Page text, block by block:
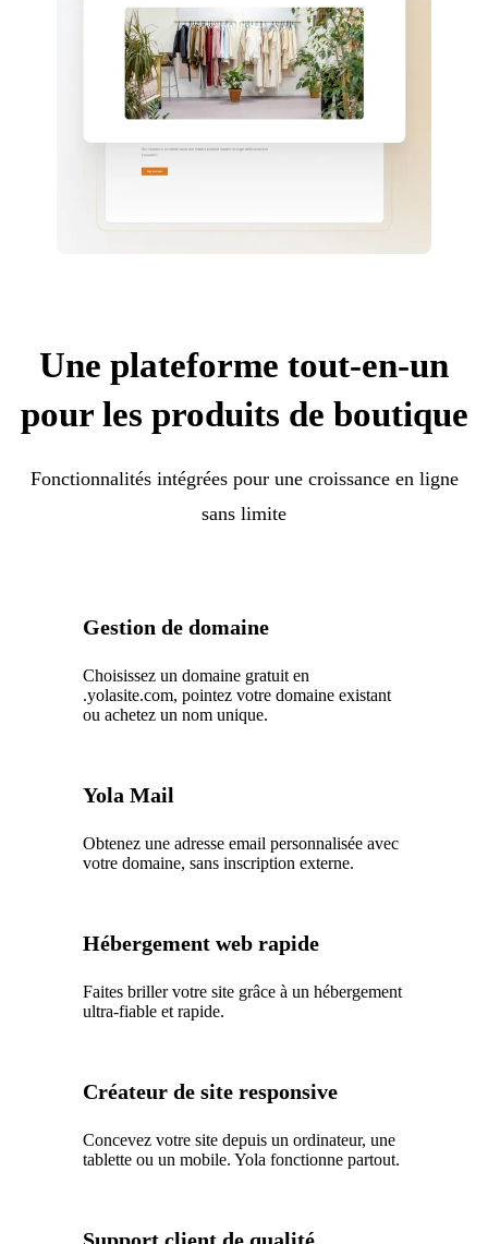
Une plateforme tout-en-un
pour les produits de boutique
Fonctionnalités intégrées pour une croissance en ligne
sans limite
Gestion de domaine
Choisissez un domaine gratuit en
.yolasite.com, pointez votre domaine existant
ou achetez un nom unique.
Yola Mail
Obtenez une adresse email personnalisée avec
votre domaine, sans inscription externe.
Hébergement web rapide
Faites briller votre site grâce à un hébergement
ultra-fiable et rapide.
Créateur de site responsive
Concevez votre site depuis un ordinateur, une
tablette ou un mobile. Yola fonctionne partout.